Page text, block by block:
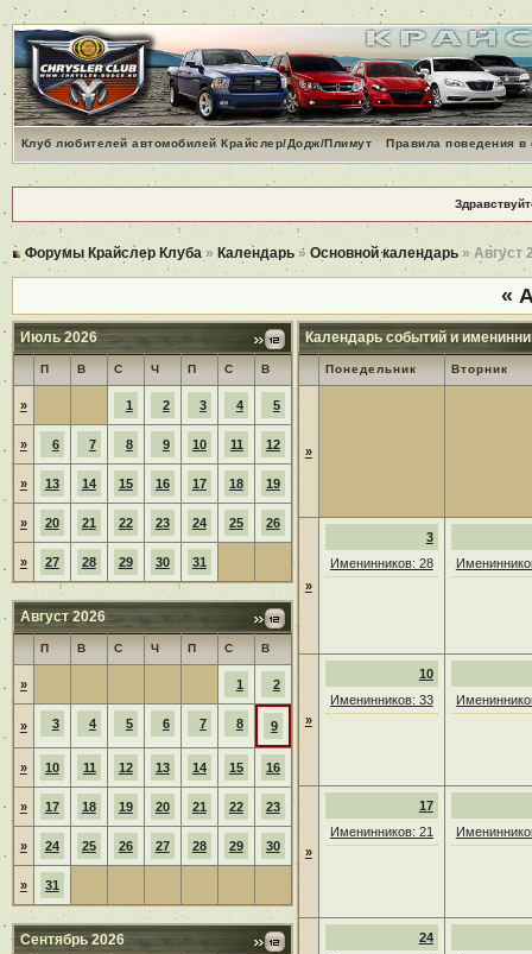
Клуб любителей автомобилей Крайслер/Додж/Плимут Правила поведения
Форумы Крайслер Клуба » Календарь» Основной календарь» Август
«
Июль 2026
П В С Ч П С В
» 1 2 3 4 5
» 6 7 8 9 10 11 12
» 13 14 15 16 17 18 19
» 20 21 22 23 24 25 26
» 27 28 29 30 31
Август 2026
П В С Ч П С В
» 1 2
» 3 4 5 6 7 8 9
» 10 11 12 13 14 15 16
» 17 18 19 20 21 22 23
» 24 25 26 27 28 29 30
» 31
Сентябрь 2026
Календарь событий и
Понедельник Вторник
»
»
3
Именинников: 28
»
10
Именинников: 33
»
17
Именинников: 21
24